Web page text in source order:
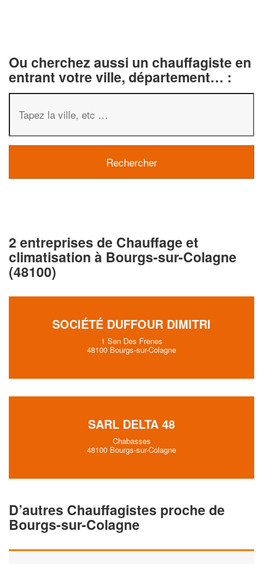
Ou cherchez aussi un chauffagiste en
entrant votre ville, département… :
2 entreprises de Chauffage et
climatisation à Bourgs-sur-Colagne
(48100)
SOCIÉTÉ DUFFOUR DIMITRI
1 Sen Des Frenes
48100 Bourgs-sur-Colagne
SARL DELTA 48
Chabasses
48100 Bourgs-sur-Colagne
D’autres Chauffagistes proche de
Bourgs-sur-Colagne